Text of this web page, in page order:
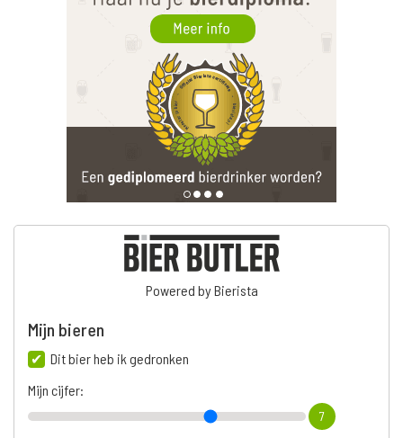
Powered by Bierista
Mijn bieren
Dit bier heb ik gedronken
Mijn cijfer:
7